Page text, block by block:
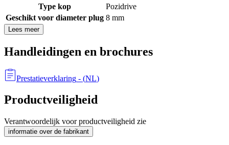
Type kop
Pozidrive
Geschikt voor diameter plug 8 mm
Lees meer
Handleidingen en brochures
Prestatieverklaring - (NL)
Productveiligheid
Verantwoordelijk voor productveiligheid zie
informatie over de fabrikant